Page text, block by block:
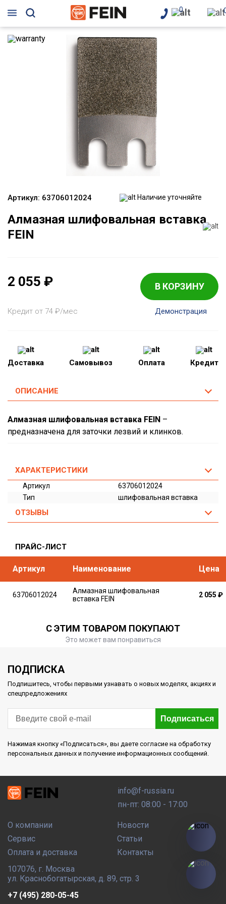
0
Артикул: 63706012024 Наличие уточняйте
Алмазная шлифовальная вставка
FEIN
2 055 ₽ В КОРЗИНУ
Кредит от 74 ₽/мес Демонстрация
Доставка Самовывоз Оплата Кредит
ОПИСАНИЕ
Алмазная шлифовальная вставка FEIN –
предназначена для заточки лезвий и клинков.
ХАРАКТЕРИСТИКИ
Артикул
63706012024
Тип
шлифовальная вставка
ОТЗЫВЫ
ПРАЙС-ЛИСТ
Артикул Наименование Цена
63706012024
Алмазная шлифовальная
вставка FEIN
2 055 ₽
С ЭТИМ ТОВАРОМ ПОКУПАЮТ
Это может вам понравиться
ПОДПИСКА
Подпишитесь, чтобы первыми узнавать о новых моделях, акциях и
спецпредложениях
Подписаться
Нажимая кнопку «Подписаться», вы даете согласие на обработку
персональных данных и получение информационных сообщений.
О компании
Сервис
Оплата и доставка
Новости
Статьи
Контакты
info@f-russia.ru
пн-пт: 08:00 - 17:00
107076, г. Москва
ул. Краснобогатырская, д. 89, стр. 3
+7 (495) 280-05-45